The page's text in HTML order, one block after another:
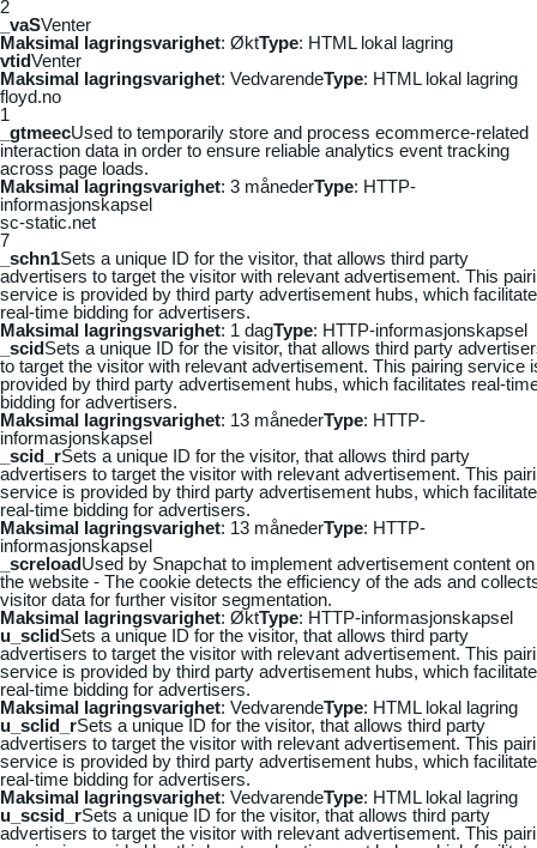
2
_vaSVenter
Maksimal lagringsvarighet: ØktType: HTML lokal lagring
vtidVenter
Maksimal lagringsvarighet: VedvarendeType: HTML lokal lagring
floyd.no
1
_gtmeecUsed to temporarily store and process ecommerce-related
interaction data in order to ensure reliable analytics event tracking
across page loads.
Maksimal lagringsvarighet: 3 månederType: HTTP-
informasjonskapsel
sc-static.net
7
_schn1Sets a unique ID for the visitor, that allows third party
advertisers to target the visitor with relevant advertisement. This
service is provided by third party advertisement hubs, which
real-time bidding for advertisers.
Maksimal lagringsvarighet: 1 dagType: HTTP-informasjonskapsel
_scidSets a unique ID for the visitor, that allows third party
to target the visitor with relevant advertisement. This pairing service
provided by third party advertisement hubs, which facilitates real-
bidding for advertisers.
Maksimal lagringsvarighet: 13 månederType: HTTP-
informasjonskapsel
_scid_rSets a unique ID for the visitor, that allows third party
advertisers to target the visitor with relevant advertisement. This
service is provided by third party advertisement hubs, which
real-time bidding for advertisers.
Maksimal lagringsvarighet: 13 månederType: HTTP-
informasjonskapsel
_screloadUsed by Snapchat to implement advertisement content on
the website - The cookie detects the efficiency of the ads and
visitor data for further visitor segmentation.
Maksimal lagringsvarighet: ØktType: HTTP-informasjonskapsel
u_sclidSets a unique ID for the visitor, that allows third party
advertisers to target the visitor with relevant advertisement. This
service is provided by third party advertisement hubs, which
real-time bidding for advertisers.
Maksimal lagringsvarighet: VedvarendeType: HTML lokal lagring
u_sclid_rSets a unique ID for the visitor, that allows third party
advertisers to target the visitor with relevant advertisement. This
service is provided by third party advertisement hubs, which
real-time bidding for advertisers.
Maksimal lagringsvarighet: VedvarendeType: HTML lokal lagring
u_scsid_rSets a unique ID for the visitor, that allows third party
advertisers to target the visitor with relevant advertisement. This